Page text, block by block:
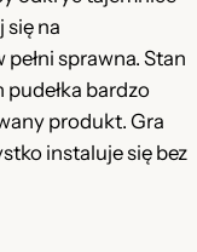
się na
sprawna. Stan
bardzo
produkt. Gra
instaluje się bez